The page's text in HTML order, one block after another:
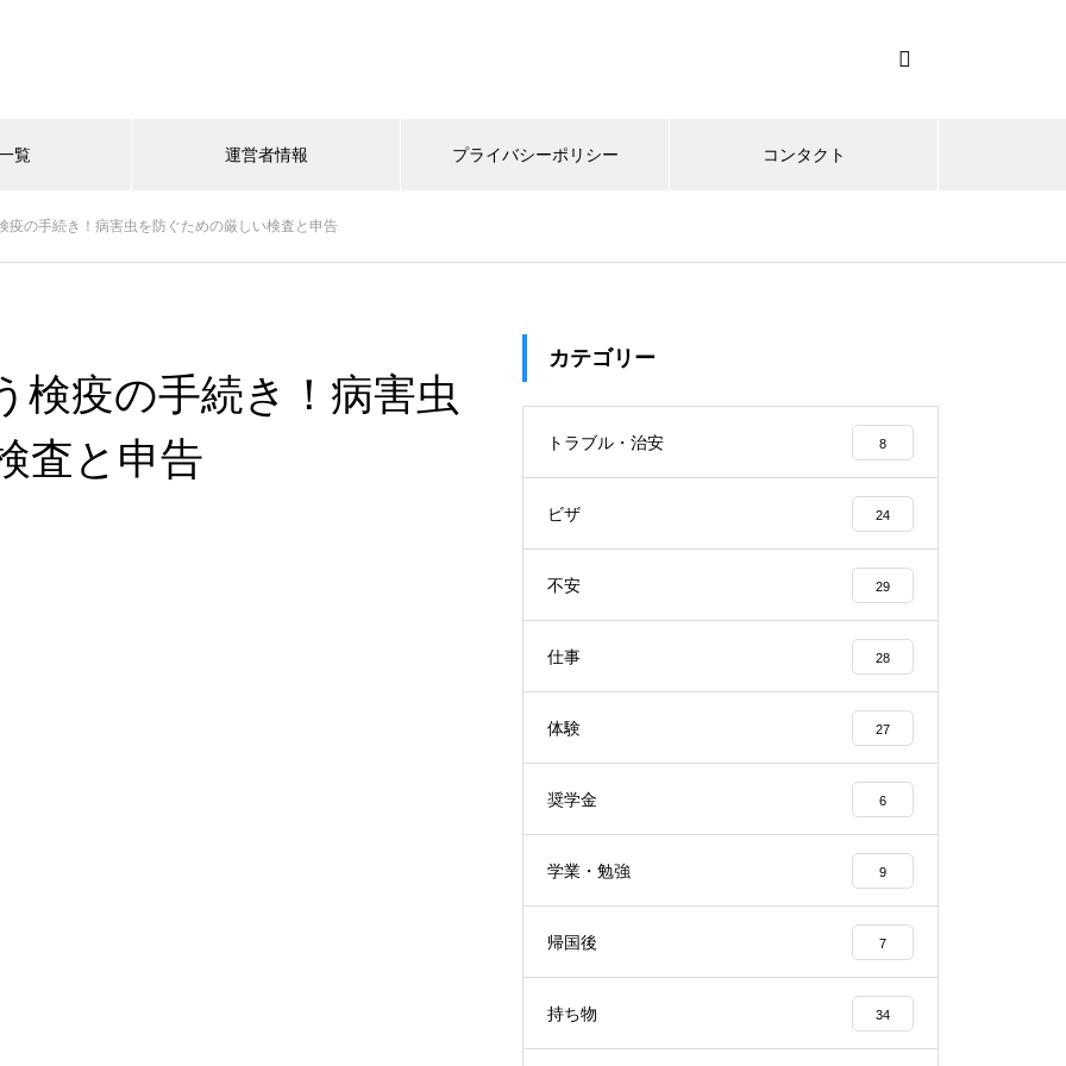
覧 運営者情報 プライバシーポリシー コンタクト
疫の手続き！病害虫を防ぐための厳しい検査と申告
検疫の手続き！病害虫
査と申告
カテゴリー
トラブル・治安 8
ビザ 24
不安 29
仕事 28
体験 27
奨学金 6
学業・勉強 9
帰国後 7
持ち物 34